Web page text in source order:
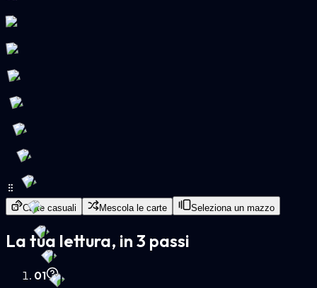
Carte casuali Mescola le carte Seleziona un mazzo
La tua lettura, in 3 passi
01